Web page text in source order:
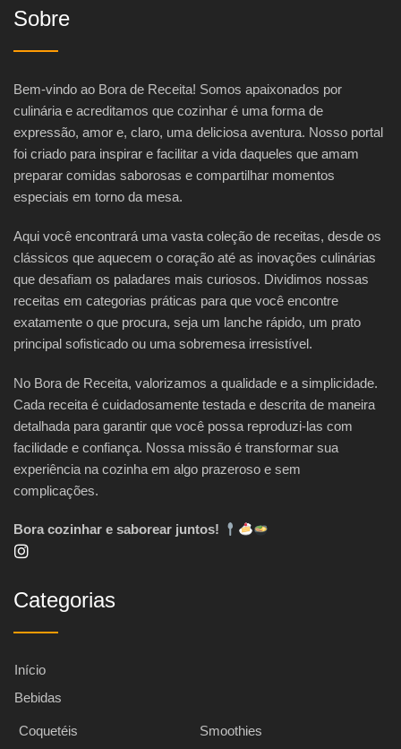
Sobre
Bem-vindo ao Bora de Receita! Somos apaixonados por
culinária e acreditamos que cozinhar é uma forma de
expressão, amor e, claro, uma deliciosa aventura. Nosso portal
foi criado para inspirar e facilitar a vida daqueles que amam
preparar comidas saborosas e compartilhar momentos
especiais em torno da mesa.
Aqui você encontrará uma vasta coleção de receitas, desde os
clássicos que aquecem o coração até as inovações culinárias
que desafiam os paladares mais curiosos. Dividimos nossas
receitas em categorias práticas para que você encontre
exatamente o que procura, seja um lanche rápido, um prato
principal sofisticado ou uma sobremesa irresistível.
No Bora de Receita, valorizamos a qualidade e a simplicidade.
Cada receita é cuidadosamente testada e descrita de maneira
detalhada para garantir que você possa reproduzi-las com
facilidade e confiança. Nossa missão é transformar sua
experiência na cozinha em algo prazeroso e sem
complicações.
Bora cozinhar e saborear juntos!
Categorias
Início
Bebidas
Coquetéis
Smoothies